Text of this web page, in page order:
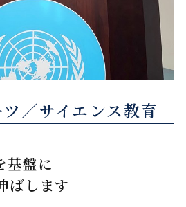
／サイエンス教育
基盤に
ばします